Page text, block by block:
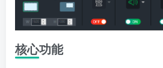
核心功能